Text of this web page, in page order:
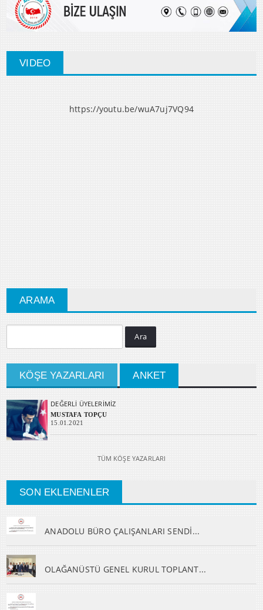
VIDEO
https://youtu.be/wuA7uj7VQ94
ARAMA
Ara
KÖŞE YAZARLARI ANKET
DEĞERLİ ÜYELERİMİZ
MUSTAFA TOPÇU
15.01.2021
TÜM KÖŞE YAZARLARI
SON EKLENENLER
ANADOLU BÜRO ÇALIŞANLARI SENDİ...
OLAĞANÜSTÜ GENEL KURUL TOPLANT...